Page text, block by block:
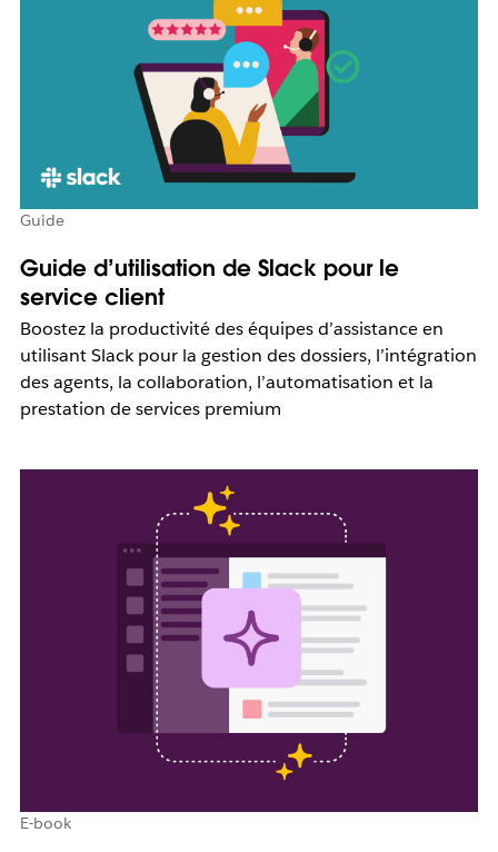
Guide
Guide d’utilisation de Slack pour le
service client
Boostez la productivité des équipes d’assistance en
utilisant Slack pour la gestion des dossiers, l’intégration
des agents, la collaboration, l’automatisation et la
prestation de services premium
E-book